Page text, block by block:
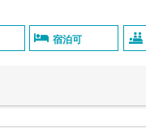
宿泊可